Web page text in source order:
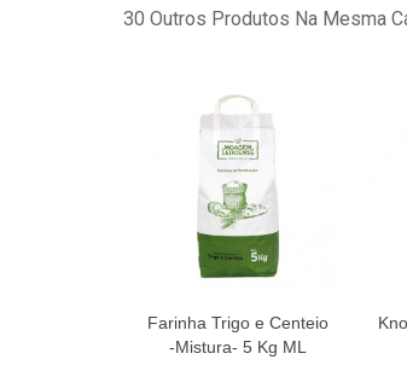
30 Outros Produtos Na Mesma
Farinha Trigo e Centeio
-Mistura- 5 Kg ML